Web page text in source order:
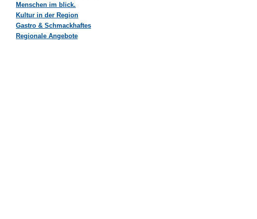
Menschen im blick.
Kultur in der Region
Gastro & Schmackhaftes
Regionale Angebote